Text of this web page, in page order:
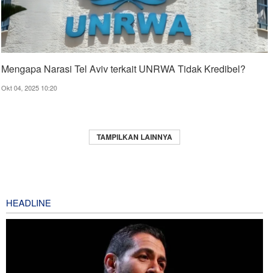
Mengapa Narasi Tel Aviv terkait UNRWA Tidak Kredibel?
Okt 04, 2025 10:20
TAMPILKAN LAINNYA
HEADLINE